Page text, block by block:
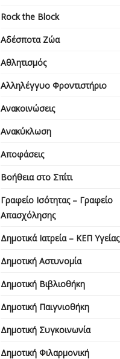
Rock the Block
Αδέσποτα Ζώα
Αθλητισμός
Αλληλέγγυο Φροντιστήριο
Ανακοινώσεις
Ανακύκλωση
Αποφάσεις
Βοήθεια στο Σπίτι
Γραφείο Ισότητας – Γραφείο
Απασχόλησης
Δημοτικά Ιατρεία – ΚΕΠ Υγείας
Δημοτική Αστυνομία
Δημοτική Βιβλιοθήκη
Δημοτική Παιγνιοθήκη
Δημοτική Συγκοινωνία
Δημοτική Φιλαρμονική